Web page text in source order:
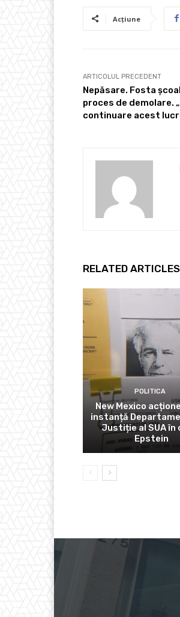
Acțiune
ARTICOLUL PRECEDENT
Nepăsare. Fosta
proces de demolare.
continuare acest
RELATED ARTICLES
POLITICA
New Mexico
instanță
Justiție al SUA în
Epstein